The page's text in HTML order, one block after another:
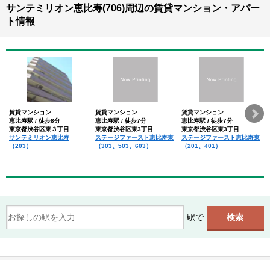
サンテミリオン恵比寿(706)周辺の賃貸マンション・アパー
ト情報
賃貸マンション
恵比寿駅 / 徒歩8分
東京都渋谷区東３丁目
サンテミリオン恵比寿
（203）
賃貸マンション
恵比寿駅 / 徒歩7分
東京都渋谷区東3丁目
ステージファースト恵比寿東
（303、503、603）
賃貸マンション
恵比寿駅 / 徒歩7分
東京都渋谷区東3丁目
ステージファースト恵比寿東
（201、401）
駅で